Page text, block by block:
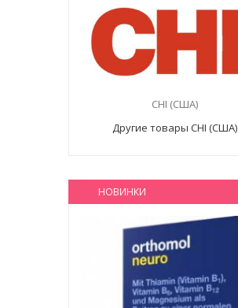
CHI (США)
Другие товары CHI (США)
НОВИНКИ